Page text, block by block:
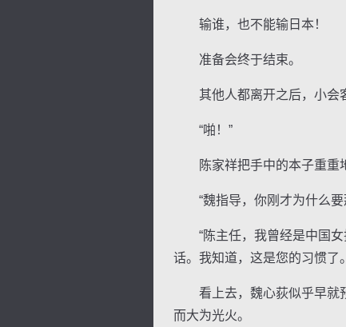
输谁，也不能输日本！
准备会终于结束。
其他人都离开之后，小会客
“啪！”
陈家祥把手中的本子重重地
“魏指导，你刚才为什么要
“陈主任，我曾经是中国女
话。我知道，这是您的习惯了
看上去，魏心荻似乎早就预
而大为光火。